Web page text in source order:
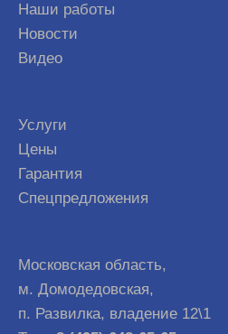
Наши работы
Новости
Видео
Услуги
Цены
Гарантия
Спецпредложения
Московская область,
м. Домодедовская,
п. Развилка, владение 12\1